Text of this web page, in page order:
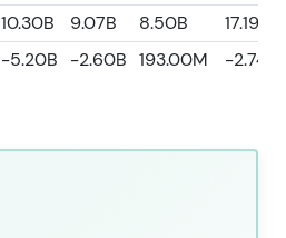
10.30B 9.07B 8.50B
17.19B
-5.20B -2.60B 193.00M -2.74B